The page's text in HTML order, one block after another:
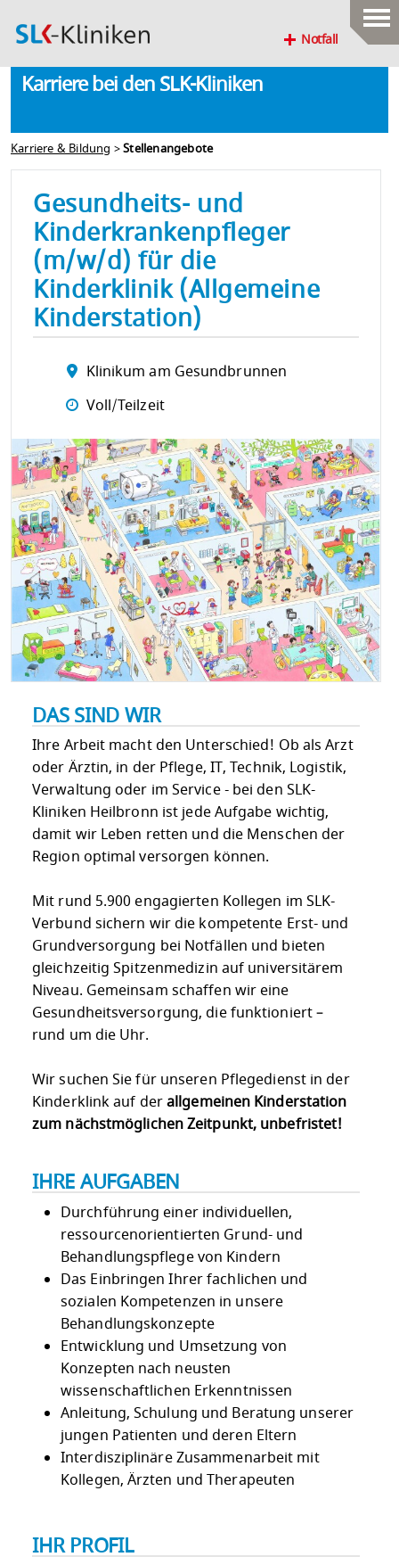
Notfall
Karriere bei den SLK-Kliniken
Karriere & Bildung >Stellenangebote
Gesundheits- und
Kinderkrankenpfleger
(m/w/d) für die
Kinderklinik (Allgemeine
Kinderstation)
Klinikum am Gesundbrunnen
Voll/Teilzeit
DAS SIND WIR
Ihre Arbeit macht den Unterschied! Ob als Arzt
oder Ärztin, in der Pflege, IT, Technik, Logistik,
Verwaltung oder im Service - bei den SLK-
Kliniken Heilbronn ist jede Aufgabe wichtig,
damit wir Leben retten und die Menschen der
Region optimal versorgen können.
Mit rund 5.900 engagierten Kollegen im SLK-
Verbund sichern wir die kompetente Erst- und
Grundversorgung bei Notfällen und bieten
gleichzeitig Spitzenmedizin auf universitärem
Niveau. Gemeinsam schaffen wir eine
Gesundheitsversorgung, die funktioniert –
rund um die Uhr.
Wir suchen Sie für unseren Pflegedienst in der
Kinderklink auf derallgemeinen Kinderstation
zum nächstmöglichen Zeitpunkt, unbefristet!
IHRE AUFGABEN
Durchführung einer individuellen,
ressourcenorientierten Grund- und
Behandlungspflege von Kindern
Das Einbringen Ihrer fachlichen und
sozialen Kompetenzen in unsere
Behandlungskonzepte
Entwicklung und Umsetzung von
Konzepten nach neusten
wissenschaftlichen Erkenntnissen
Anleitung, Schulung und Beratung unserer
jungen Patienten und deren Eltern
Interdisziplinäre Zusammenarbeit mit
Kollegen, Ärzten und Therapeuten
IHR PROFIL